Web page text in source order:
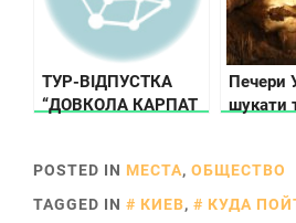
ТУР-ВІДПУСТКА
“ДОВКОЛА КАРПАТ
Печери
шукати
POSTED IN МЕСТА, ОБЩЕСТВО
TAGGED IN
КИЕВ, КУДА